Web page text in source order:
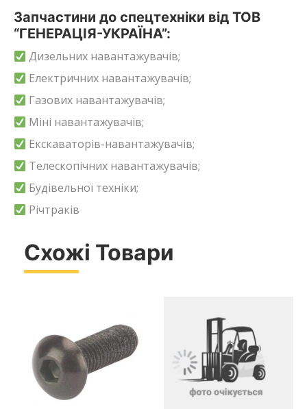
Запчастини до спецтехніки від ТОВ
“ГЕНЕРАЦІЯ-УКРАЇНА”:
Дизельних навантажувачів;
Електричних навантажувачів;
Газових навантажувачів;
Міні навантажувачів;
Екскаваторів-навантажувачів;
Телескопічних навантажувачів;
Будівельної техніки;
Річтраків
Схожі Товари